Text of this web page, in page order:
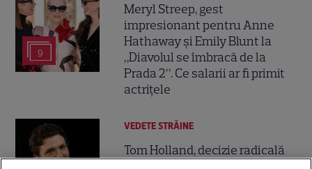
9
Meryl Streep, gest
impresionant pentru Anne
Hathaway și Emily Blunt la
„Diavolul se îmbracă de la
Prada 2”. Ce salarii ar fi primit
actrițele
VEDETE STRĂINE
Tom Holland, decizie radicală